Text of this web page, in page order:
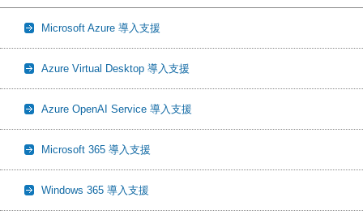
Microsoft Azure 導入支援
Azure Virtual Desktop 導入支援
Azure OpenAI Service 導入支援
Microsoft 365 導入支援
Windows 365 導入支援